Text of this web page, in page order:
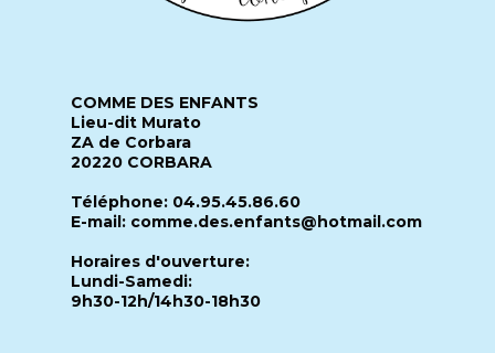
COMME DES ENFANTS
Lieu-dit Murato
ZA de Corbara
20220 CORBARA
Téléphone: 04.95.45.86.60
E-mail: comme.des.enfants@hotmail.com
Horaires d'ouverture:
Lundi-Samedi:
9h30-12h/14h30-18h30